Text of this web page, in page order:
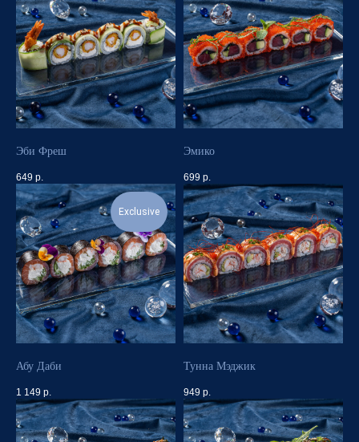
Эби Фреш
649 р.
Эмико
699 р.
Exclusive
Абу Даби
1 149 р.
Тунна Мэджик
949 р.